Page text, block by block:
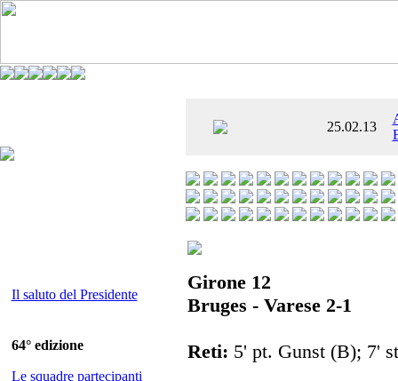
25.02.13
Il saluto del Presidente
64° edizione
Le squadre partecipanti
Girone 12
Bruges - Varese 2-1
Reti: 5' pt. Gunst (B); 7'